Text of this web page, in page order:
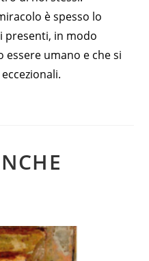
è spesso lo
presenti, in modo
umano e che si